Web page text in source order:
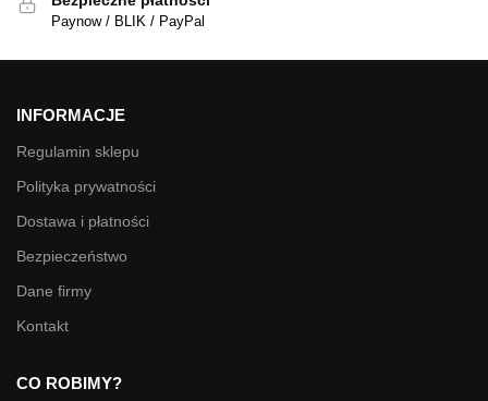
Paynow / BLIK / PayPal
INFORMACJE
Regulamin sklepu
Polityka prywatności
Dostawa i płatności
Bezpieczeństwo
Dane firmy
Kontakt
CO ROBIMY?